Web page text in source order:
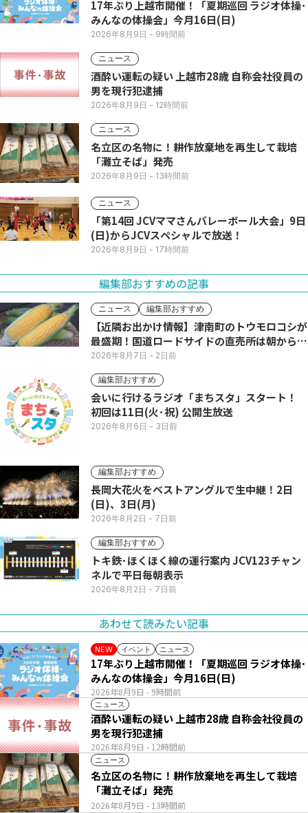
17年ぶり上越市開催！「夏期巡回 ラジオ体操･
みんなの体操会」今月16日(日)
2026年8月9日 - 9時間前
ニュース
酒酔い運転の疑い 上越市28歳 自称会社役員の
男を現行犯逮捕
2026年8月9日 - 12時間前
ニュース
名立区の名物に！耕作放棄地を再生して栽培
「灘立そば」発売
2026年8月9日 - 13時間前
ニュース
「第14回 JCVママさんバレーボール大会」9日
(日)からJCVスペシャルで放送！
2026年8月9日 - 17時間前
編集部おすすめの記事
ニュース 編集部おすすめ
【近隣お出かけ情報】津南町のトウモロコシが
最盛期！国道ロードサイドの直売所は朝から長
い列
2026年8月7日 - 2日前
編集部おすすめ
会いに行けるラジオ「まちスタ」スタート！
初回は11日(火･祝) 公開生放送
2026年8月6日 - 3日前
編集部おすすめ
長岡大花火をベストアングルで生中継！2日
(日)、3日(月)
2026年8月2日 - 7日前
編集部おすすめ
トキ鉄･ほくほく線の運行案内 JCV123チャン
ネルで平日毎朝表示
2026年8月2日 - 7日前
あわせて読みたい記事
NEW イベント ニュース
2026年8月9日 - 9時間前
17年ぶり上越市開催！「夏期巡回 ラジオ体操･
みんなの体操会」今月16日(日)
ニュース
2026年8月9日 - 12時間前
酒酔い運転の疑い 上越市28歳 自称会社役員の
男を現行犯逮捕
ニュース
2026年8月9日 - 13時間前
名立区の名物に！耕作放棄地を再生して栽培
「灘立そば」発売